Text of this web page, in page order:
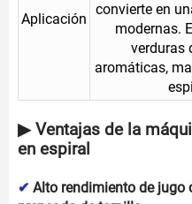
Aplicación
convierte en
modernas.
verduras
aromáticas,
▶ Ventajas de la
en espiral
✔ Alto rendimiento de jugo